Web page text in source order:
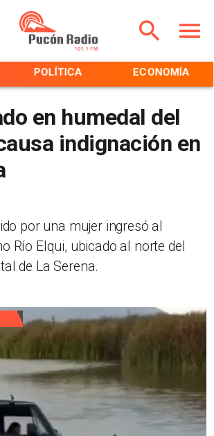
POLÍTICA ECONOMÍA
en humedal del
indignación en
por una mujer ingresó al
Río Elqui, ubicado al norte del
de La Serena.